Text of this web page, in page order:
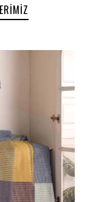
ortama uyum
konforu ile
Hemen
yaşayın!